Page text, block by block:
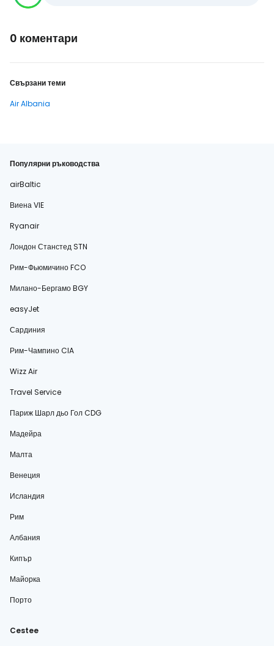
0 коментари
Свързани теми
Air Albania
Популярни ръководства
airBaltic
Виена VIE
Ryanair
Лондон Станстед STN
Рим-Фьюмичино FCO
Милано-Бергамо BGY
easyJet
Сардиния
Рим-Чампино CIA
Wizz Air
Travel Service
Париж Шарл дьо Гол CDG
Мадейра
Малта
Венеция
Исландия
Рим
Албания
Кипър
Майорка
Порто
Cestee